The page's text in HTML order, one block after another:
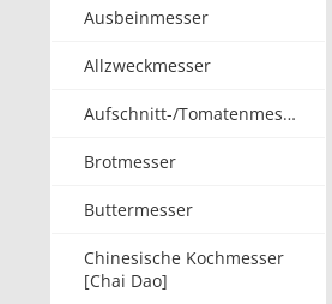
Ausbeinmesser
Allzweckmesser
Aufschnitt-/Tomatenmesser
Brotmesser
Buttermesser
Chinesische Kochmesser
[Chai Dao]